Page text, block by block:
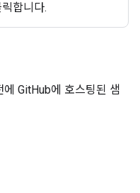
합니다.
GitHub에 호스팅된 샘